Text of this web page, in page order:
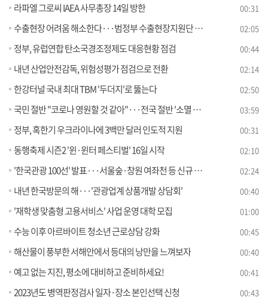
라파엘 그로씨 IAEA 사무총장 14일 방한 00:31
수출현장 어려움 해소한다···범정부 수출현장지원단 가동 02:05
정부, 유럽연합 탄소국경조정제도 대응현황 점검 00:44
내년 산업안전감독, 위험성평가 점검으로 전환 02:14
한강터널 국내 최대 TBM '두더지'로 뚫는다 02:50
국민 절반 "코로나 영원할 것 같아"···전국 절반 '소멸 위험' [정책현장+] 03:59
정부, 혹한기 우크라이나에 3백만 달러 인도적 지원 00:31
동행축제 시즌2 '윈·윈터 페스티벌' 16일 시작 02:10
'한국관광 100선' 발표···서울숲·창원 여좌천 등 신규 지정 02:24
내년 한국방문의 해···'관광업계 상품개발 상담회' 00:40
'재학생 맞춤형 고용서비스' 사업 운영 대학 모집 01:00
수능 이후 아르바이트 청소년 근로상담 강화 00:45
해산물이 풍부한 서해안에서 등대의 낭만을 느껴보자 00:40
예고 없는 지진, 평소에 대비하고 준비하세요! 00:41
2023년도 병역판정검사 일자·장소 본인선택 신청 00:43